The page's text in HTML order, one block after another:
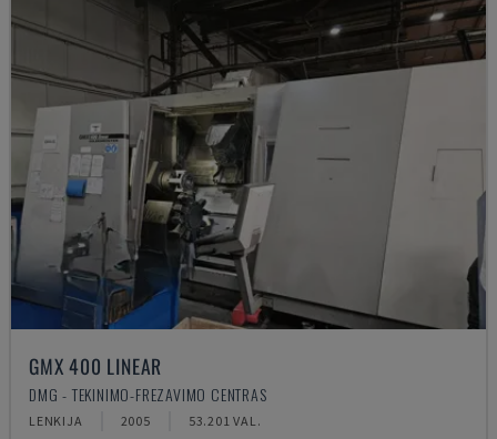
GMX 400 LINEAR
DMG - TEKINIMO-FREZAVIMO CENTRAS
LENKIJA 2005 53.201 VAL.